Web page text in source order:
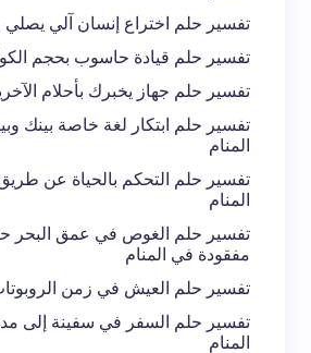
احفظ اسمي والبريد الإلكتروني في
لاستخدامه في المرة المقبلة في
تفسير حلم اختراع إنسان آلي
تفسير حلم قيادة حاسوب بحجم
تفسير حلم جهاز يخبرك بأحلام
تفسير حلم ابتكار لغة خاصة بينك
المنام
تفسير حلم التحكم بالحياة عن
المنام
تفسير حلم الغوص في عمق البحر
مفقودة في المنام
تفسير حلم العيش في زمن
تفسير حلم السفر في سفينة إلى
المنام